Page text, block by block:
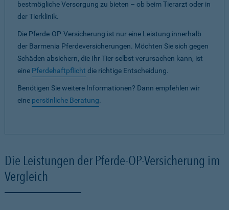
bestmögliche Versorgung zu bieten – ob beim Tierarzt oder in
der Tierklinik.
Die Pferde-OP-Versicherung ist nur eine Leistung innerhalb
der Barmenia Pferdeversicherungen. Möchten Sie sich gegen
Schäden absichern, die Ihr Tier selbst verursachen kann, ist
eine Pferdehaftpflicht die richtige Entscheidung.
Benötigen Sie weitere Informationen? Dann empfehlen wir
eine persönliche Beratung.
Die Leistungen der Pferde-OP-Versicherung im
Vergleich